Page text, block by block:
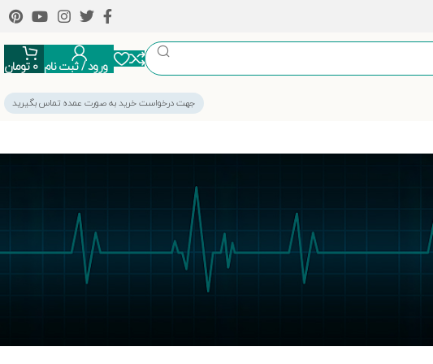
ورود / ثبت نام 0 تومان
جهت درخواست خرید به صورت عمده تماس بگیرید